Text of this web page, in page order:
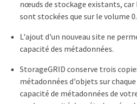
nœuds de stockage existants, car
sont stockées que sur le volume 0.
L'ajout d'un nouveau site ne
capacité des métadonnées.
StorageGRID conserve trois
métadonnées d'objets sur
capacité de métadonnées de